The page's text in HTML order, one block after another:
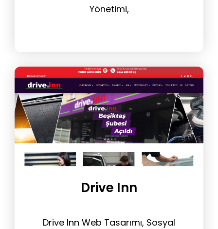
Yönetimi,
Drive Inn
Drive Inn Web Tasarımı, Sosyal